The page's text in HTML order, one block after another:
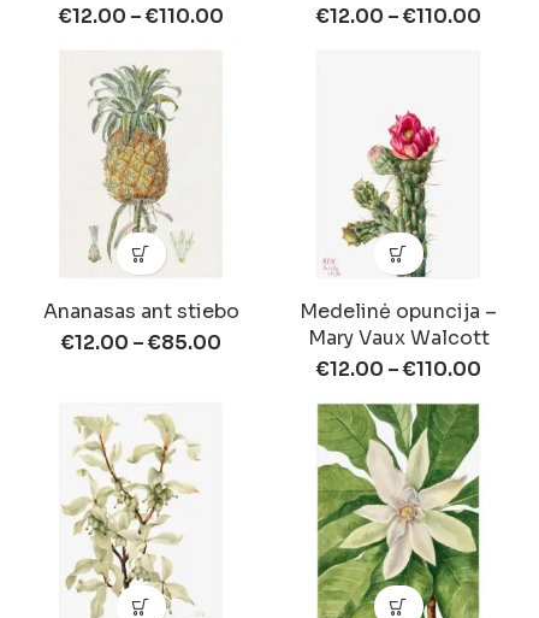
€12.00 –€110.00
€12.00 –€110.00
Ananasas ant stiebo
€12.00 –€85.00
Medelinė opuncija –
Mary Vaux Walcott
€12.00 –€110.00